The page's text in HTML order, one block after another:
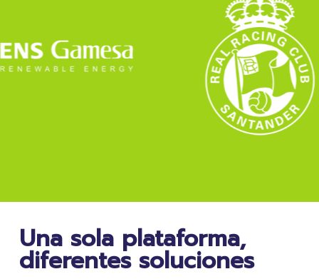
Una sola plataforma,
diferentes soluciones